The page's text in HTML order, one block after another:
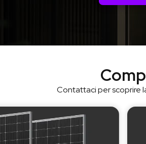
Contattaci per scoprire